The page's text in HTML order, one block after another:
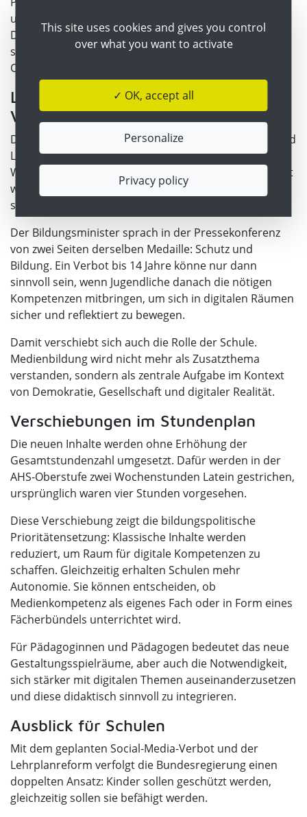
und um den Bereich Künstliche Intelligenz erweitert.
Dabei geht es nicht nur um technische Grundlagen,
sondern auch um gesellschaftliche Auswirkungen,
Chancen und Risiken digitaler Systeme.
Lehrplanreform als Gegenstück zum
Verbot
Der Zusammenhang zwischen Social-Media-Verbot und
Lehrplanreform ist politisch bewusst hergestellt.
Während der Zugang für jüngere Kinder eingeschränkt
wird, soll die Schule Jugendliche gezielt auf den
späteren Umgang mit digitalen Medien vorbereiten.
Der Bildungsminister sprach in der Pressekonferenz
von zwei Seiten derselben Medaille: Schutz und
Bildung. Ein Verbot bis 14 Jahre könne nur dann
sinnvoll sein, wenn Jugendliche danach die nötigen
Kompetenzen mitbringen, um sich in digitalen Räumen
sicher und reflektiert zu bewegen.
Damit verschiebt sich auch die Rolle der Schule.
Medienbildung wird nicht mehr als Zusatzthema
verstanden, sondern als zentrale Aufgabe im Kontext
von Demokratie, Gesellschaft und digitaler Realität.
Verschiebungen im Stundenplan
Die neuen Inhalte werden ohne Erhöhung der
Gesamtstundenzahl umgesetzt. Dafür werden in der
AHS-Oberstufe zwei Wochenstunden Latein gestrichen,
ursprünglich waren vier Stunden vorgesehen.
Diese Verschiebung zeigt die bildungspolitische
Prioritätensetzung: Klassische Inhalte werden
reduziert, um Raum für digitale Kompetenzen zu
schaffen. Gleichzeitig erhalten Schulen mehr
Autonomie. Sie können entscheiden, ob
Medienkompetenz als eigenes Fach oder in Form eines
Fächerbündels unterrichtet wird.
Für Pädagoginnen und Pädagogen bedeutet das neue
Gestaltungsspielräume, aber auch die Notwendigkeit,
sich stärker mit digitalen Themen auseinanderzusetzen
und diese didaktisch sinnvoll zu integrieren.
Ausblick für Schulen
Mit dem geplanten Social-Media-Verbot und der
Lehrplanreform verfolgt die Bundesregierung einen
doppelten Ansatz: Kinder sollen geschützt werden,
gleichzeitig sollen sie befähigt werden.
This site uses cookies and gives you control
over what you want to activate
✓ OK, accept all
Personalize
Privacy policy